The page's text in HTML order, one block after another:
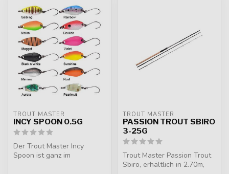
TROUT MASTER
INCY SPOON 0.5G
Der Trout Master Incy
Spoon ist ganz im
TROUT MASTER
PASSION TROUT SBIRO
3-25G
Trout Master Passion Trout
Sbiro, erhältlich in 2.70m,